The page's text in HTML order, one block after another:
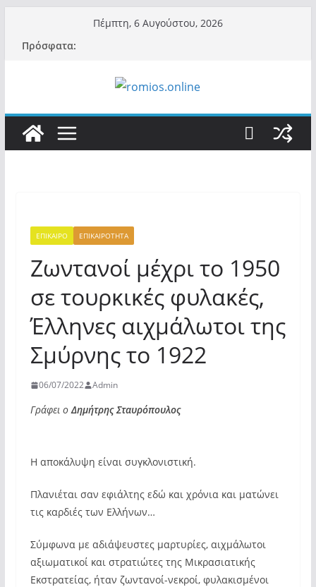
περιεχόμενο
Πέμπτη, 6 Αυγούστου, 2026
Πρόσφατα:
ΕΠΙΚΑΙΡΟ ΕΠΙΚΑΙΡΟΤΗΤΑ
Ζωντανοί μέχρι το 1950
σε τουρκικές φυλακές,
Έλληνες αιχμάλωτοι της
Σμύρνης το 1922
06/07/2022 Admin
Γράφει οΔημήτρης Σταυρόπουλος
Η αποκάλυψη είναι συγκλονιστική.
Πλανιέται σαν εφιάλτης εδώ και χρόνια και ματώνει
τις καρδιές των Ελλήνων…
Σύμφωνα με αδιάψευστες μαρτυρίες, αιχμάλωτοι
αξιωματικοί και στρατιώτες της Μικρασιατικής
Εκστρατείας, ήταν ζωντανοί-νεκροί, φυλακισμένοι